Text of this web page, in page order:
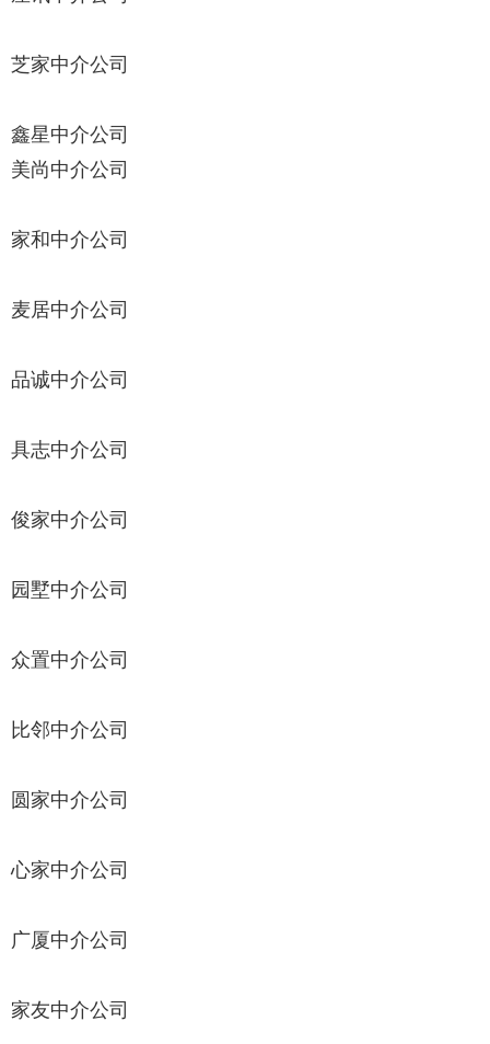
芝家中介公司
鑫星中介公司
美尚中介公司
家和中介公司
麦居中介公司
品诚中介公司
具志中介公司
俊家中介公司
园墅中介公司
众置中介公司
比邻中介公司
圆家中介公司
心家中介公司
广厦中介公司
家友中介公司